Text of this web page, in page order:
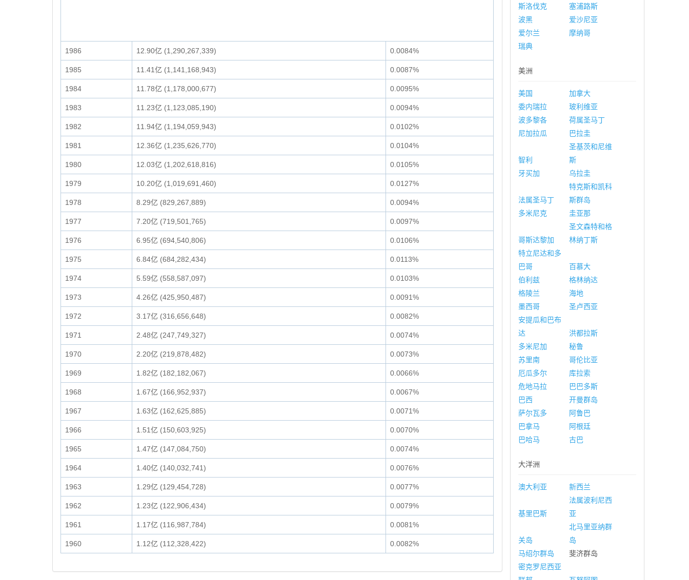
1986 12.90亿 (1,290,267,339) 0.0084%
1985 11.41亿 (1,141,168,943) 0.0087%
1984 11.78亿 (1,178,000,677) 0.0095%
1983 11.23亿 (1,123,085,190) 0.0094%
1982 11.94亿 (1,194,059,943) 0.0102%
1981 12.36亿 (1,235,626,770) 0.0104%
1980 12.03亿 (1,202,618,816) 0.0105%
1979 10.20亿 (1,019,691,460) 0.0127%
1978 8.29亿 (829,267,889) 0.0094%
1977 7.20亿 (719,501,765) 0.0097%
1976 6.95亿 (694,540,806) 0.0106%
1975 6.84亿 (684,282,434) 0.0113%
1974 5.59亿 (558,587,097) 0.0103%
1973 4.26亿 (425,950,487) 0.0091%
1972 3.17亿 (316,656,648) 0.0082%
1971 2.48亿 (247,749,327) 0.0074%
1970 2.20亿 (219,878,482) 0.0073%
1969 1.82亿 (182,182,067) 0.0066%
1968 1.67亿 (166,952,937) 0.0067%
1967 1.63亿 (162,625,885) 0.0071%
1966 1.51亿 (150,603,925) 0.0070%
1965 1.47亿 (147,084,750) 0.0074%
1964 1.40亿 (140,032,741) 0.0076%
1963 1.29亿 (129,454,728) 0.0077%
1962 1.23亿 (122,906,434) 0.0079%
1961 1.17亿 (116,987,784) 0.0081%
1960 1.12亿 (112,328,422) 0.0082%
斯洛伐克
塞浦路斯
波黑
爱沙尼亚
爱尔兰
摩纳哥
瑞典
美洲
美国
加拿大
委内瑞拉
玻利维亚
波多黎各
荷属圣马丁
尼加拉瓜
巴拉圭
智利
圣基茨和尼维
斯
牙买加
乌拉圭
法属圣马丁
特克斯和凯科
斯群岛
多米尼克
圭亚那
哥斯达黎加
圣文森特和格
林纳丁斯
特立尼达和多
巴哥
百慕大
伯利兹
格林纳达
格陵兰
海地
墨西哥
圣卢西亚
安提瓜和巴布
达
洪都拉斯
多米尼加
秘鲁
苏里南
哥伦比亚
厄瓜多尔
库拉索
危地马拉
巴巴多斯
巴西
开曼群岛
萨尔瓦多
阿鲁巴
巴拿马
阿根廷
巴哈马
古巴
大洋洲
澳大利亚 新西兰
基里巴斯
法属波利尼西
亚
关岛
北马里亚纳群
岛
马绍尔群岛
斐济群岛
密克罗尼西亚